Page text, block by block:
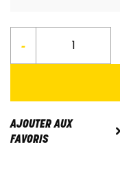
-
AJOUTER AUX
FAVORIS